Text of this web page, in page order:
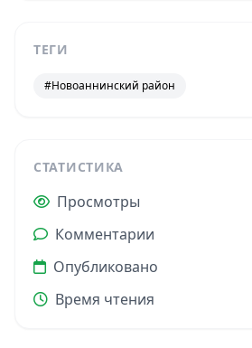
ТЕГИ
#Новоаннинский район
СТАТИСТИКА
Просмотры
Комментарии
Опубликовано
Время чтения